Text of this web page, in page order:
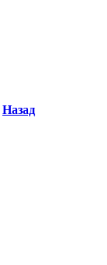
Назад